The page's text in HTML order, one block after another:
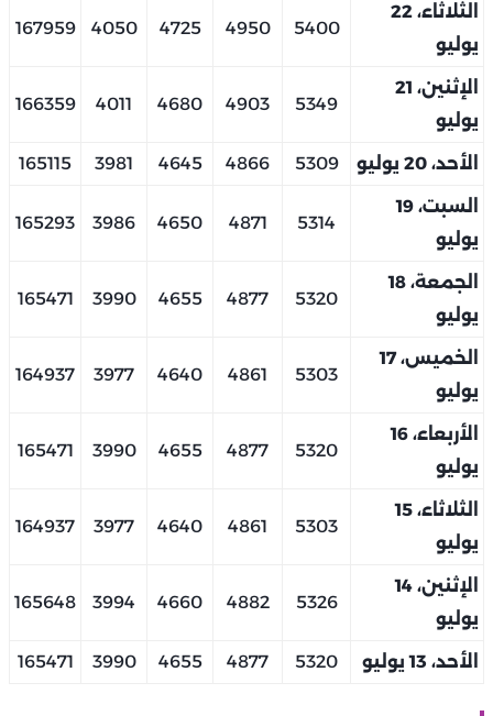
الثلاثاء، 22
يوليو
5400
4950
4725
4050
167959
الإثنين، 21
يوليو
5349
4903
4680
4011
166359
الأحد، 20 يوليو 5309
4866
4645
3981
165115
السبت، 19
يوليو
5314
4871
4650
3986
165293
الجمعة، 18
يوليو
5320
4877
4655
3990
165471
الخميس، 17
يوليو
5303
4861
4640
3977
164937
الأربعاء، 16
يوليو
5320
4877
4655
3990
165471
الثلاثاء، 15
يوليو
5303
4861
4640
3977
164937
الإثنين، 14
يوليو
5326
4882
4660
3994
165648
الأحد، 13 يوليو 5320
4877
4655
3990
165471